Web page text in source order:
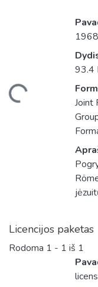
93.4
Joint
Licencijos paketas
Rodoma 1 - 1 iš 1